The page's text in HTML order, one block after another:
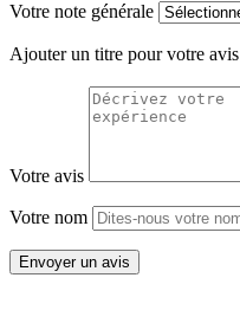
Votre note générale
Ajouter un titre pour votre avis
Votre avis
Votre nom
Envoyer un avis